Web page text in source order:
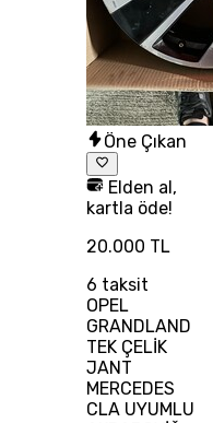
Öne Çıkan
Elden al,
kartla öde!
20.000 TL
6 taksit
OPEL
GRANDLAND
TEK ÇELİK
JANT
MERCEDES
CLA UYUMLU